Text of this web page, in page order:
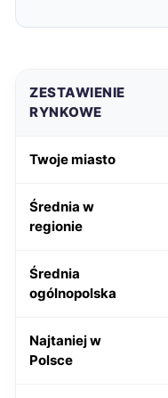
ZESTAWIENIE
RYNKOWE
Twoje miasto
Średnia w
regionie
Średnia
ogólnopolska
Najtaniej w
Polsce